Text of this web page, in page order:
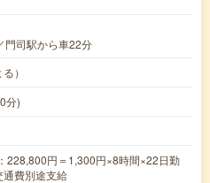
門司駅から車22分
）
分)
228,800円＝1,300円×8時間×22日勤
費別途支給